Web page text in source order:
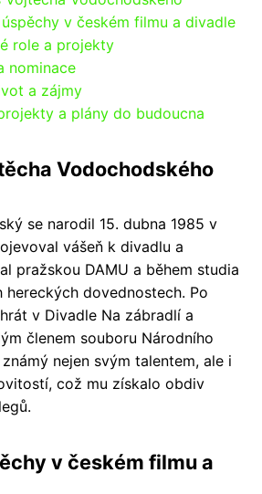
v českém filmu a divadle
role a projekty
nominace
a zájmy
a plány do budoucna
Vodochodského
se narodil 15. dubna 1985 v
vášeň k divadlu a
pražskou DAMU a během studia
hereckých dovednostech. Po
v Divadle Na zábradlí a
členem souboru Národního
nejen svým talentem, ale i
což mu získalo obdiv
v českém filmu a